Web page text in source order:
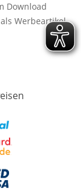
Download
Werbeartikel